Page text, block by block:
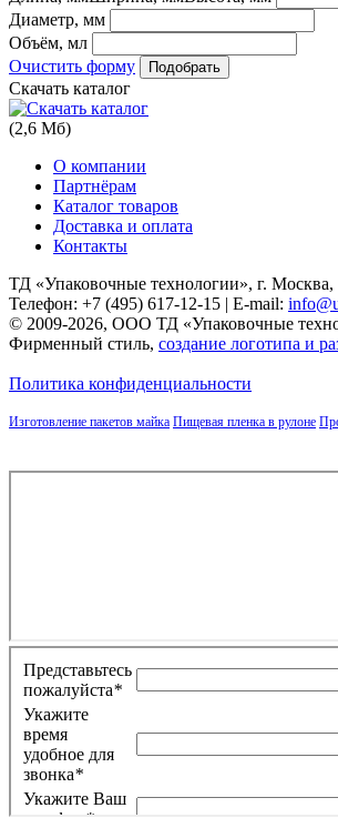
Диаметр, мм
Объём, мл
Очистить форму
Скачать каталог
(2,6 Мб)
О компании
Партнёрам
Каталог товаров
Доставка и оплата
Контакты
ТД «Упаковочные технологии», г.
Телефон: +7 (495) 617-12-15 | E-mail:
© 2009-2026, ООО ТД «Упаковочные
Фирменный стиль, создание логотипа и
Политика конфиденциальности
Изготовление пакетов майка Пищевая пленка в рулоне